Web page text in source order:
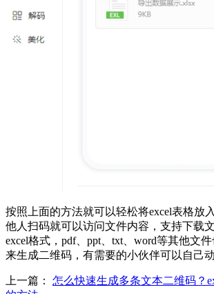
按照上面的方法就可以轻松将excel表格放
他人扫码就可以访问文件内容，支持下载
excel格式，pdf、ppt、txt、word等其他文
来生成二维码，有需要的小伙伴可以自己动
上一篇：
怎么快速生成多条文本二维码？